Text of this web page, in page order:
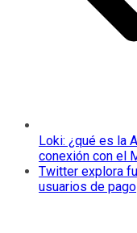
Loki: ¿qué es la
conexión con el
Twitter explora
usuarios de pago